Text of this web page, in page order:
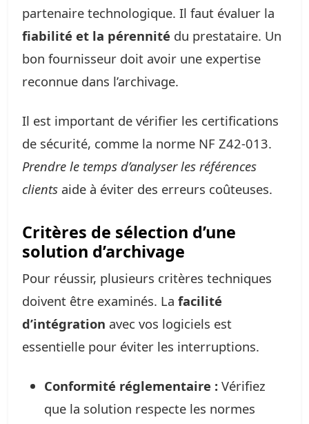
partenaire technologique. Il faut évaluer la
fiabilité et la pérennité du prestataire. Un
bon fournisseur doit avoir une expertise
reconnue dans l’archivage.
Il est important de vérifier les certifications
de sécurité, comme la norme NF Z42-013.
Prendre le temps d’analyser les références
clients aide à éviter des erreurs coûteuses.
Critères de sélection d’une
solution d’archivage
Pour réussir, plusieurs critères techniques
doivent être examinés. La facilité
d’intégration avec vos logiciels est
essentielle pour éviter les interruptions.
Conformité réglementaire : Vérifiez
que la solution respecte les normes